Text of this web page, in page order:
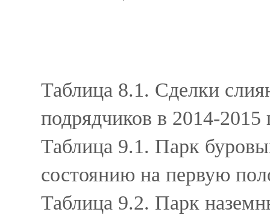
Таблица 8.1. Сделки
подрядчиков в 2014-2015
Таблица 9.1. Парк
состоянию на первую
Таблица 9.2. Парк